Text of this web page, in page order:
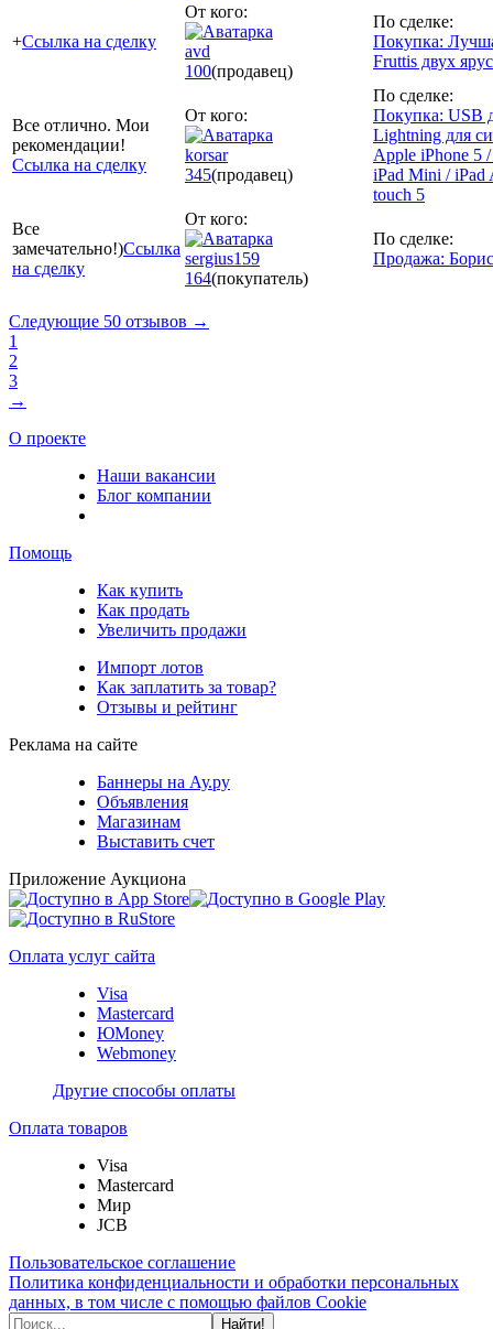
+Ссылка на сделку
От кого:
avd
100(продавец)
По сделке:
Покупка:
Fruttis двух
Все отлично. Мои
рекомендации!
Ссылка на сделку
От кого:
korsar
345(продавец)
По сделке:
Покупка: USB
Lightning для
Apple iPhone 5
iPad Mini / iPad
touch 5
Все
замечательно!)Ссылка
на сделку
От кого:
sergius159
164(покупатель)
По сделке:
Продажа:
Следующие 50 отзывов →
1
2
3
→
О проекте
Наши вакансии
Блог компании
Помощь
Как купить
Как продать
Увеличить продажи
Импорт лотов
Как заплатить за товар?
Отзывы и рейтинг
Реклама на сайте
Баннеры на Ау.ру
Объявления
Магазинам
Выставить счет
Приложение Аукциона
Оплата услуг сайта
Visa
Mastercard
ЮMoney
Webmoney
Другие способы оплаты
Оплата товаров
Visa
Mastercard
Мир
JCB
Пользовательское соглашение
Политика конфиденциальности и обработки персональных
данных, в том числе с помощью файлов Cookie
Найти!